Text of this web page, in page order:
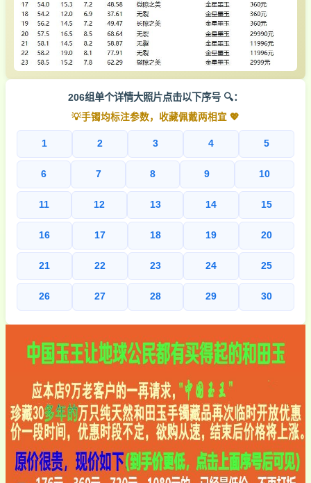
206组单个详情大照片点击以下序号 🔍：
💡手镯均标注参数，收藏佩戴两相宜 💖
1 2 3 4 5
6 7 8 9 10
11 12 13 14 15
16 17 18 19 20
21 22 23 24 25
26 27 28 29 30